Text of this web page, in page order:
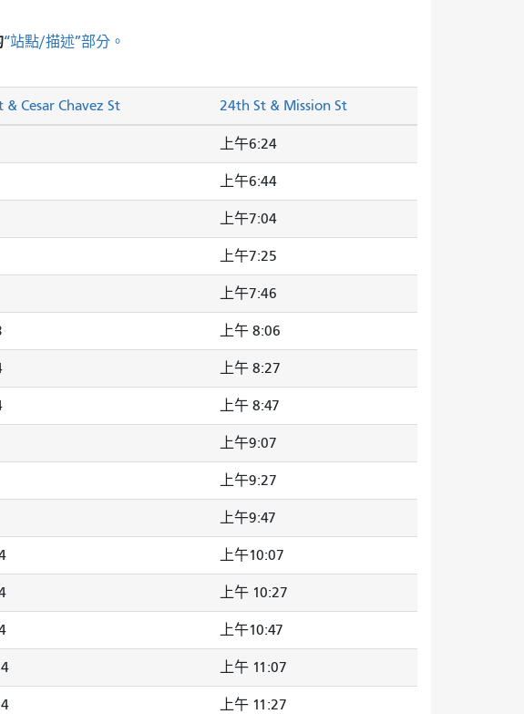
“站點/描述”部分。
& Cesar Chavez St 24th St & Mission St
上午6:24
上午6:44
上午7:04
上午7:25
上午7:46
上午 8:06
上午 8:27
上午 8:47
上午9:07
上午9:27
上午9:47
上午10:07
上午 10:27
上午10:47
上午 11:07
上午 11:27